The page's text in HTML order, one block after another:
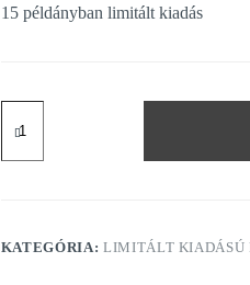
15 példányban limitált kiadás
mennyiség
KATEGÓRIA: LIMITÁLT KIADÁSÚ